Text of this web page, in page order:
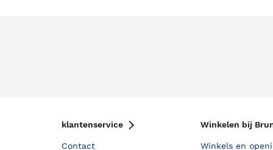
klantenservice
Contact
Winkelen bij
Winkels en